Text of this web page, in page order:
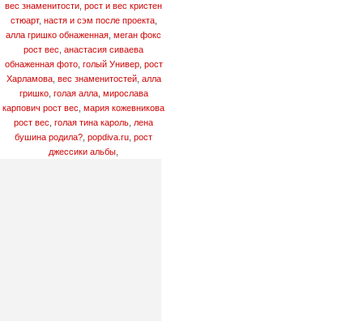
вес знаменитости рост и вес кристен
стюарт, настя и сэм после проекта,
алла гришко обнаженная меган фокс
рост вес анастасия сиваева
обнаженная фото, голый Универ, рост
Харламова, вeс знaмeнитостeй, алла
гришко, голая алла, мирослава
карпович рост вес мария кожевникова
рост вес голая тина кароль лена
бушина родила? popdiva.ru рост
джессики альбы